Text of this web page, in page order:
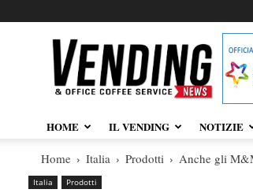
Vendingnews.it
HOME IL VENDING NOTIZIE
Home Italia Prodotti Anche gli
Italia Prodotti